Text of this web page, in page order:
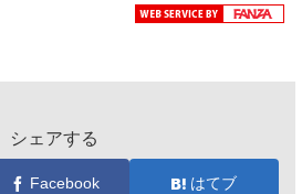
シェアする
Facebook はてブ